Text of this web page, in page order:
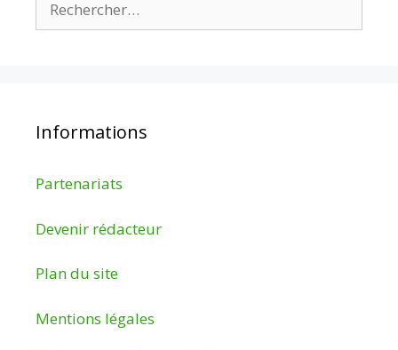
Informations
Partenariats
Devenir rédacteur
Plan du site
Mentions légales